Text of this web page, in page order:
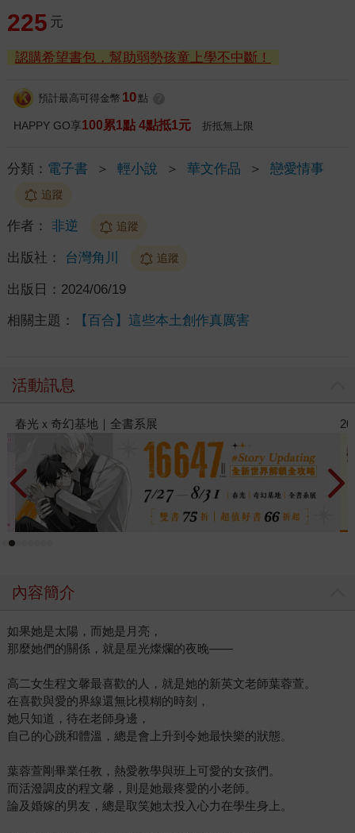
225 元
認購希望書包，幫助弱勢孩童上學不中斷！
預計最高可得金幣 10 點
HAPPY GO享100累1點 4點抵1元 折抵無上限
分類： 電子書 ＞ 輕小說 ＞ 華文作品 ＞ 戀愛情事
追蹤
作者： 非逆 追蹤
出版社： 台灣角川 追蹤
出版日： 2024/06/19
相關主題： 【百合】這些本土創作真厲害
活動訊息
2026金石堂暑假漫博〈你好，我吃一點〉第二波
內容簡介
如果她是太陽，而她是月亮，
那麼她們的關係，就是星光燦爛的夜晚——
高二女生程文馨最喜歡的人，就是她的新英文老師葉蓉萱。
在喜歡與愛的界線還無比模糊的時刻，
她只知道，待在老師身邊，
自己的心跳和體溫，總是會上升到令她最快樂的狀態。
葉蓉萱剛畢業任教，熱愛教學與班上可愛的女孩們。
而活潑調皮的程文馨，則是她最疼愛的小老師。
論及婚嫁的男友，總是取笑她太投入心力在學生身上。